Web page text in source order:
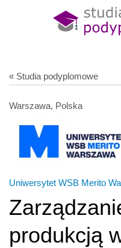
« Studia podyplomowe
Warszawa, Polska
Uniwersytet WSB Merito
produkcją